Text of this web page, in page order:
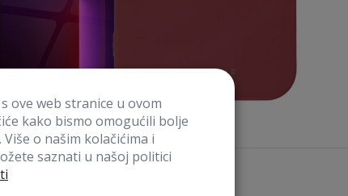
ove web stranice u ovom
kako bismo omogućili bolje
o našim kolačićima i
saznati u našoj politici